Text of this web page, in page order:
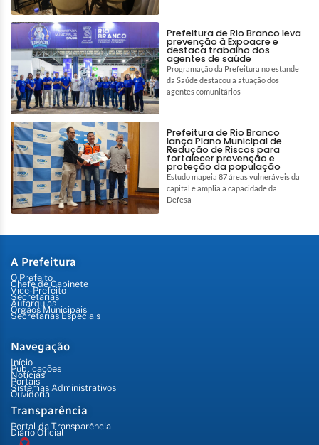
Prefeitura de Rio Branco leva
prevenção à Expoacre e
destaca trabalho dos
agentes de saúde
Programação da Prefeitura no estande
da Saúde destacou a atuação dos
agentes comunitários
Prefeitura de Rio Branco
lança Plano Municipal de
Redução de Riscos para
fortalecer prevenção e
proteção da população
Estudo mapeia 87 áreas vulneráveis da
capital e amplia a capacidade da
Defesa
A Prefeitura
O Prefeito
Chefe de Gabinete
Vice-Prefeito
Secretarias
Autarquias
Órgãos Municipais
Secretarias Especiais
Navegação
Início
Publicações
Notícias
Portais
Sistemas Administrativos
Ouvidoria
Transparência
Portal da Transparência
Diário Oficial